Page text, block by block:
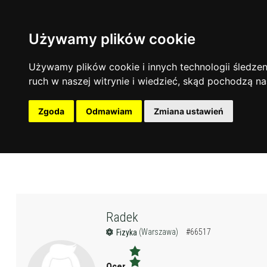
Używamy plików cookie
Używamy plików cookie i innych technologii
ruch w naszej witrynie i wiedzieć, skąd pochodzą
Zgoda Odmawiam Zmiana ustawień
Radek
Fizyka (Warszawa) #66517